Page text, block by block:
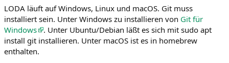
LODA läuft auf Windows, Linux und macOS. Git muss
installiert sein. Unter Windows zu installieren von Git für
Windows
. Unter Ubuntu/Debian läßt es sich mit sudo apt
install git installieren. Unter macOS ist es in homebrew
enthalten.